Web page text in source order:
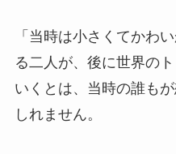
「当時は小さくてかわ
る二人が、後に世界の
いくとは、当時の誰も
しれません。